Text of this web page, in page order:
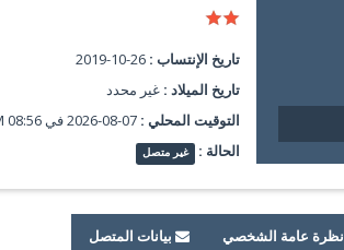
تاريخ الإنتساب : 26-10-2019
تاريخ الميلاد : غير محدد
التوقيت المحلي : 07-08-2026 في 08:56 AM
الحالة :
غير متصل
نظرة عامة الشخصي بيانات المتصل